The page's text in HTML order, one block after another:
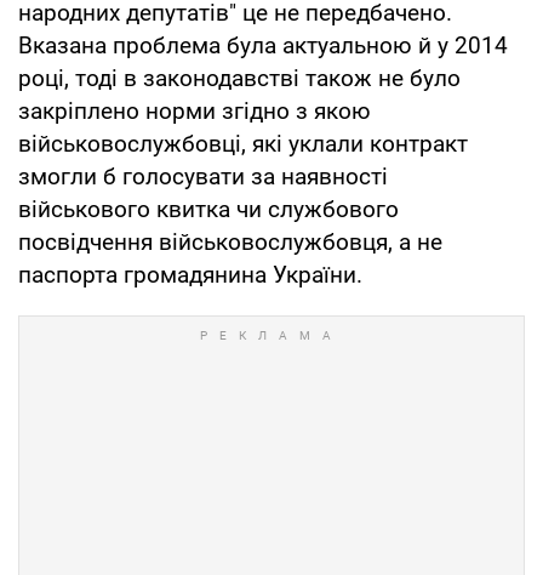
народних депутатів" це не передбачено.
Вказана проблема була актуальною й у 2014
році, тоді в законодавстві також не було
закріплено норми згідно з якою
військовослужбовці, які уклали контракт
змогли б голосувати за наявності
військового квитка чи службового
посвідчення військовослужбовця, а не
паспорта громадянина України.